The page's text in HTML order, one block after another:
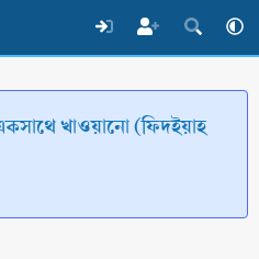
খাওয়ানো (ফিদইয়াহ